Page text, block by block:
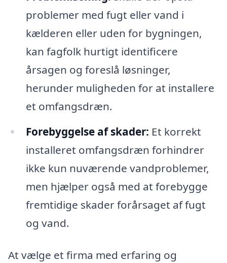
problemer med fugt eller vand i
kælderen eller uden for bygningen,
kan fagfolk hurtigt identificere
årsagen og foreslå løsninger,
herunder muligheden for at installere
et omfangsdræn.
Forebyggelse af skader: Et korrekt
installeret omfangsdræn forhindrer
ikke kun nuværende vandproblemer,
men hjælper også med at forebygge
fremtidige skader forårsaget af fugt
og vand.
At vælge et firma med erfaring og